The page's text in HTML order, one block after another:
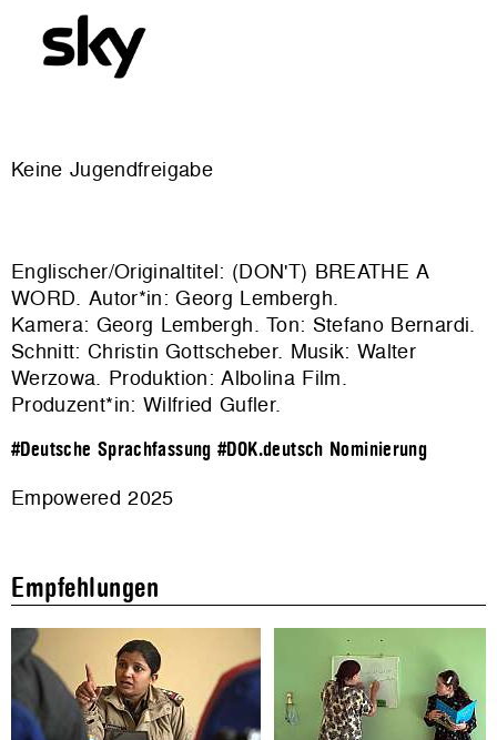
Keine Jugendfreigabe
Englischer/Originaltitel: (DON'T) BREATHE A
WORD. Autor*in: Georg Lembergh.
Kamera: Georg Lembergh. Ton: Stefano Bernardi.
Schnitt: Christin Gottscheber. Musik: Walter
Werzowa. Produktion:Albolina Film.
Produzent*in: Wilfried Gufler.
#Deutsche Sprachfassung #DOK.deutsch Nominierung
Empowered 2025
Empfehlungen